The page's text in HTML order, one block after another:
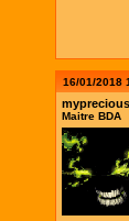
16/01/2018
Maitre BDA